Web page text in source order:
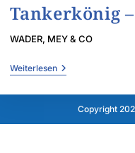
Tankerkönig
WADER, MEY & CO
Weiterlesen
Copyright